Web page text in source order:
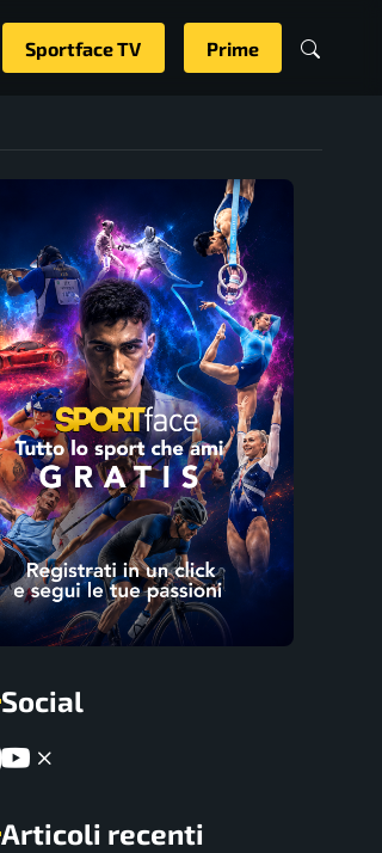
Sportface TV Prime
Social
Articoli recenti